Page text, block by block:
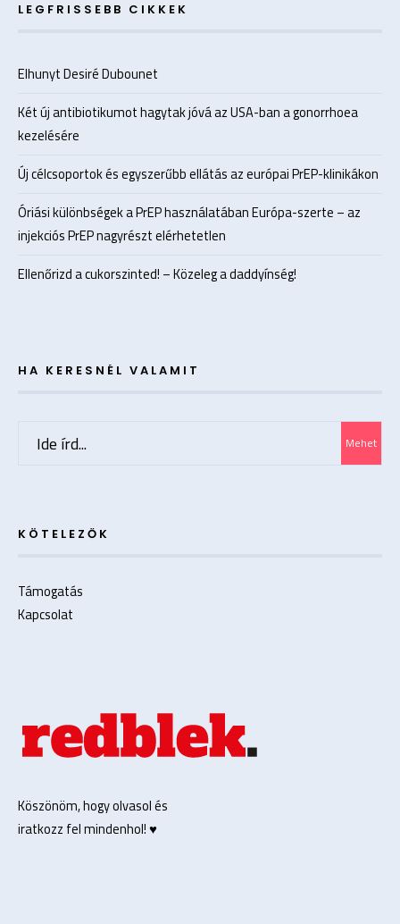
LEGFRISSEBB CIKKEK
Elhunyt Desiré Dubounet
Két új antibiotikumot hagytak jóvá az USA-ban a gonorrhoea
kezelésére
Új célcsoportok és egyszerűbb ellátás az európai PrEP-klinikákon
Óriási különbségek a PrEP használatában Európa-szerte – az
injekciós PrEP nagyrészt elérhetetlen
Ellenőrizd a cukorszinted! – Közeleg a daddyínség!
HA KERESNÉL VALAMIT
Mehet
KÖTELEZŐK
Támogatás
Kapcsolat
Köszönöm, hogy olvasol és
iratkozz fel mindenhol! ♥️